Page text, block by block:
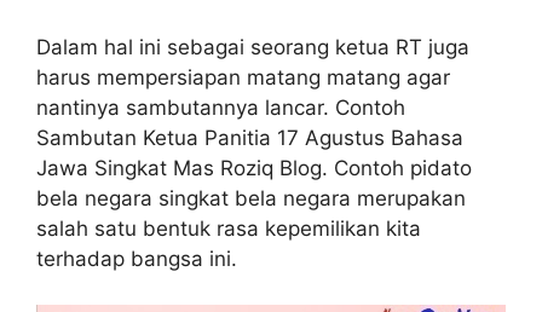
Dalam hal ini sebagai seorang ketua RT juga
harus mempersiapan matang matang agar
nantinya sambutannya lancar. Contoh
Sambutan Ketua Panitia 17 Agustus Bahasa
Jawa Singkat Mas Roziq Blog. Contoh pidato
bela negara singkat bela negara merupakan
salah satu bentuk rasa kepemilikan kita
terhadap bangsa ini.